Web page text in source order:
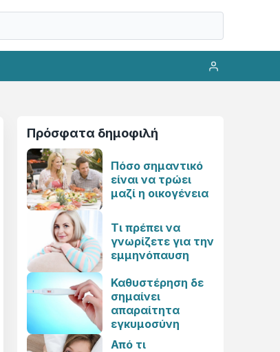
Πρόσφατα δημοφιλή
Πόσο σημαντικό
είναι να τρώει
μαζί η οικογένεια
Τι πρέπει να
γνωρίζετε για την
εμμηνόπαυση
Καθυστέρηση δε
σημαίνει
απαραίτητα
εγκυμοσύνη
Από τι